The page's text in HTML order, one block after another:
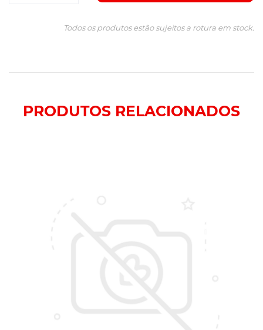
Todos os produtos estão sujeitos a rotura em stock.
PRODUTOS RELACIONADOS